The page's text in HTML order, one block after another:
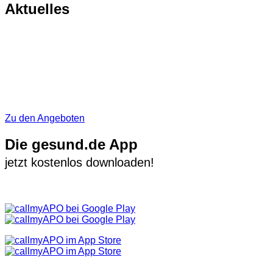
Aktuelles
Zu den Angeboten
Die gesund.de App
jetzt kostenlos downloaden!